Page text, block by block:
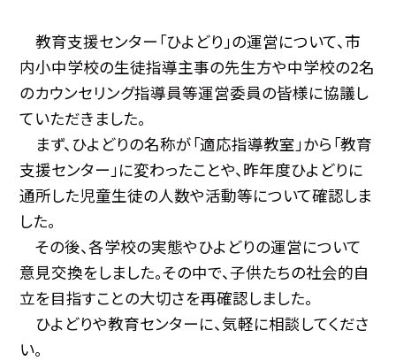
教育支援センター「ひよどり」の運営について、市
内小中学校の生徒指導主事の先生方や中学校の2名
のカウンセリング指導員等運営委員の皆様に協議し
ていただきました。
まず、ひよどりの名称が「適応指導教室」から「教育
支援センター」に変わったことや、昨年度ひよどりに
通所した児童生徒の人数や活動等について確認しま
した。
その後、各学校の実態やひよどりの運営について
意見交換をしました。その中で、子供たちの社会的自
立を目指すことの大切さを再確認しました。
ひよどりや教育センターに、気軽に相談してくださ
い。